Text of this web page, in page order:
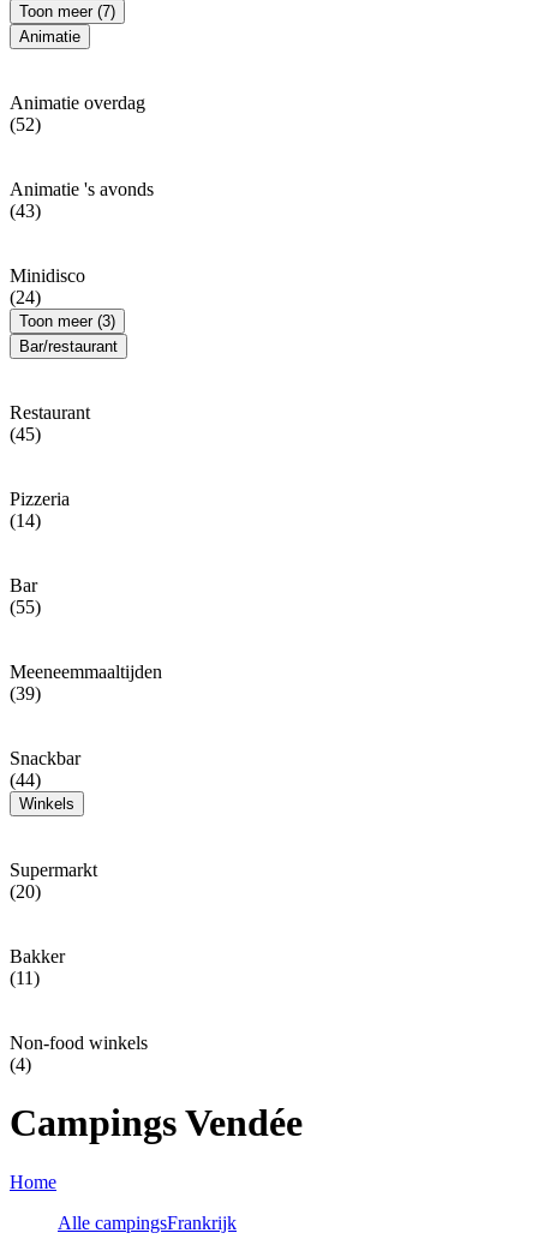
Toon meer (7)
Animatie
Animatie overdag
(52)
Animatie 's avonds
(43)
Minidisco
(24)
Toon meer (3)
Bar/restaurant
Restaurant
(45)
Pizzeria
(14)
Bar
(55)
Meeneemmaaltijden
(39)
Snackbar
(44)
Winkels
Supermarkt
(20)
Bakker
(11)
Non-food winkels
(4)
Campings Vendée
Home
Alle campingsFrankrijk